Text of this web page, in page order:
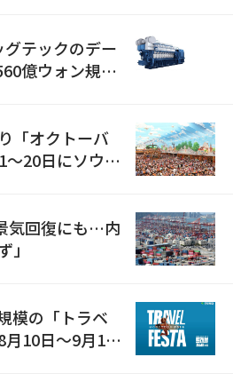
テックのデー
億ウォン規模
「オクトーバ
〜20日にソウル
気回復にも…内
」
模の「トラベ
10日～9月11